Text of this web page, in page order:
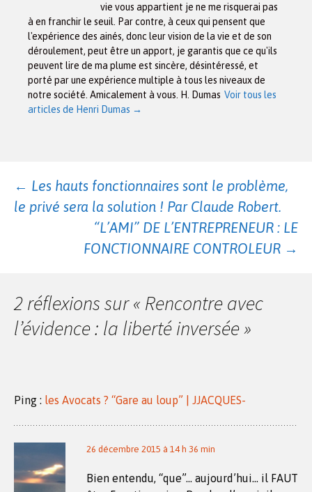
vie vous appartient je ne me risquerai pas
à en franchir le seuil. Par contre, à ceux qui pensent que
l'expérience des ainés, donc leur vision de la vie et de son
déroulement, peut être un apport, je garantis que ce qu'ils
peuvent lire de ma plume est sincère, désintéressé, et
porté par une expérience multiple à tous les niveaux de
notre société. Amicalement à vous. H. Dumas Voir tous les
articles de Henri Dumas →
Navigation
← Les hauts fonctionnaires sont le problème,
le privé sera la solution ! Par Claude Robert.
“L’AMI” DE L’ENTREPRENEUR : LE
FONCTIONNAIRE CONTROLEUR →
2 réflexions sur « Rencontre avec
l’évidence : la liberté inversée»
Ping : les Avocats ? “Gare au loup” | JJACQUES-
26 décembre 2015 à 14 h 36 min
Bien entendu, “que”… aujourd’hui… il FAUT